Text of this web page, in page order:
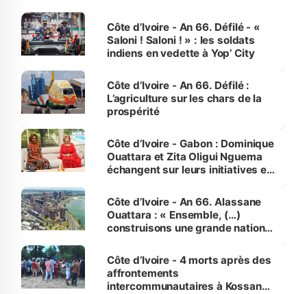
Côte d’Ivoire - An 66. Défilé - «
Saloni ! Saloni ! » : les soldats
indiens en vedette à Yop’ City
Côte d’Ivoire - An 66. Défilé :
L’agriculture sur les chars de la
prospérité
Côte d’Ivoire - Gabon : Dominique
Ouattara et Zita Oligui Nguema
échangent sur leurs initiatives en
enfants
Côte d’Ivoire - An 66. Alassane
Ouattara : « Ensemble, (…)
construisons une grande nation
générations futures »
Côte d’Ivoire - 4 morts après des
affrontements
intercommunautaires à Kossandji